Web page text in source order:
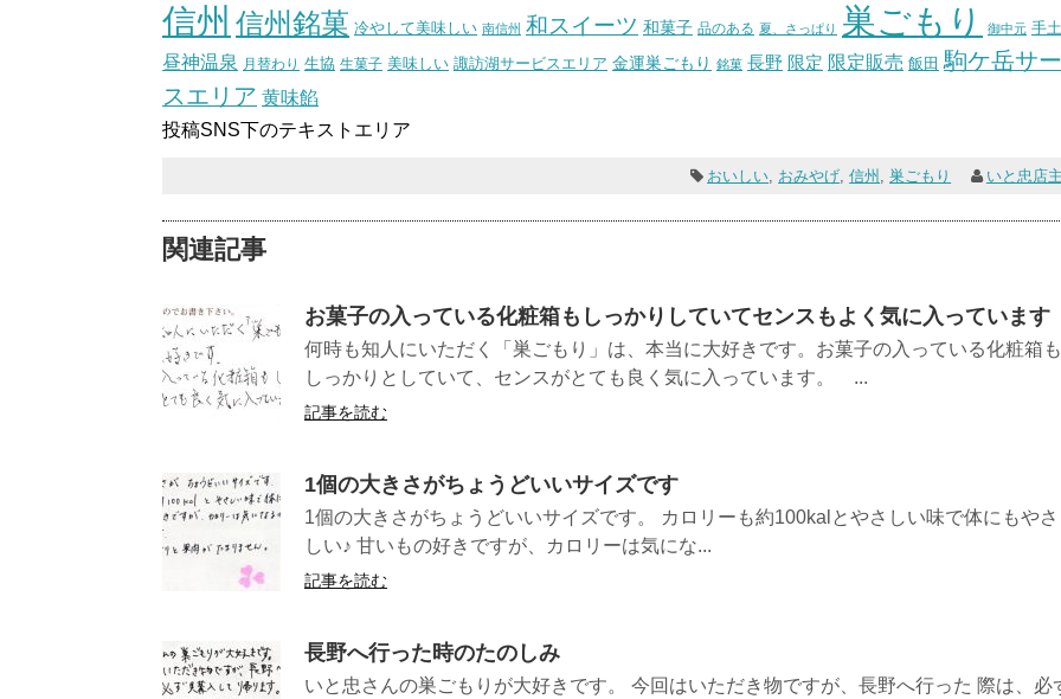
信州 信州銘菓 冷やして美味しい 南信州 和スイーツ 和菓子 品のある 夏、さっぱり 巣ごもり 御中元 手
昼神温泉 月替わり 生協 生菓子 美味しい 諏訪湖サービスエリア 金運巣ごもり 銘菓 長野 限定 限定販売 飯田 駒ケ岳サ
スエリア 黄味餡
投稿SNS下のテキストエリア
おいしい, おみやげ,信州 ,巣ごもり いと忠店
関連記事
お菓子の入っている化粧箱もしっかりしていてセンスもよく気に入っています
何時も知人にいただく「巣ごもり」は、本当に大好きです。お菓子の入っている化粧箱も
しっかりとしていて、センスがとても良く気に入っています。 ...
記事を読む
1個の大きさがちょうどいいサイズです
1個の大きさがちょうどいいサイズです。 カロリーも約100kalとやさしい味で体にもやさ
しい♪ 甘いもの好きですが、カロリーは気にな...
記事を読む
長野へ行った時のたのしみ
いと忠さんの巣ごもりが大好きです。 今回はいただき物ですが、長野へ行った 際は、必